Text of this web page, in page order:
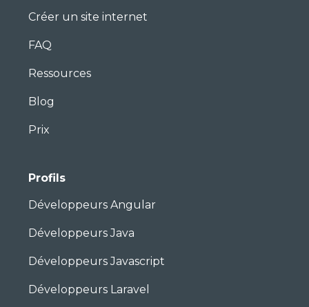
Créer un site internet
FAQ
Ressources
Blog
Prix
Profils
Développeurs Angular
Développeurs Java
Développeurs Javascript
Développeurs Laravel